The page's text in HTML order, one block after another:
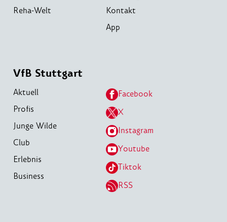
Reha-Welt
Kontakt
App
VfB Stuttgart
Aktuell
Profis
Junge Wilde
Club
Erlebnis
Business
Facebook
X
Instagram
Youtube
Tiktok
RSS